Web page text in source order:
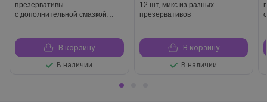
презервативы
с дополнительной смазкой
В корзину
В наличии
12 шт, микс из разных
презервативов
В корзину
В наличии